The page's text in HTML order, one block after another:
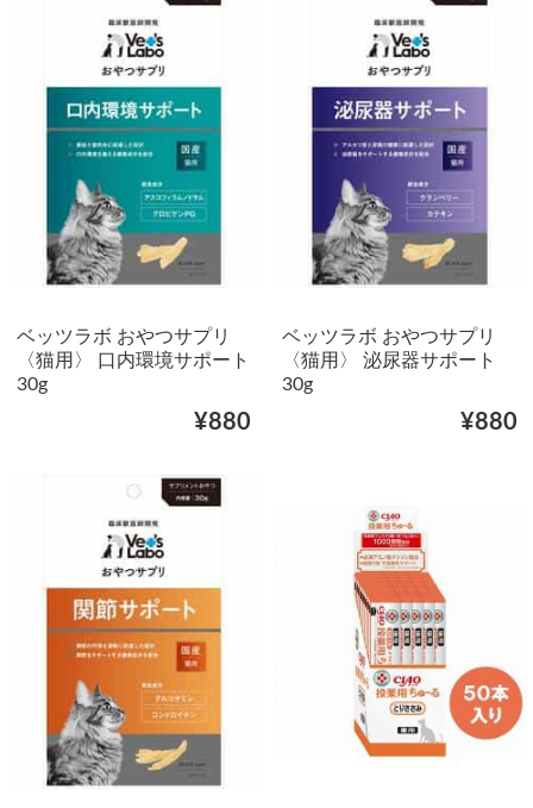
ベッツラボ おやつサプリ
〈猫用〉 口内環境サポート
30g
¥880
ベッツラボ おやつサプリ
〈猫用〉 泌尿器サポート
30g
¥880